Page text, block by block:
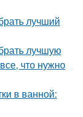
лучший
лучшую
что нужно
в ванной: